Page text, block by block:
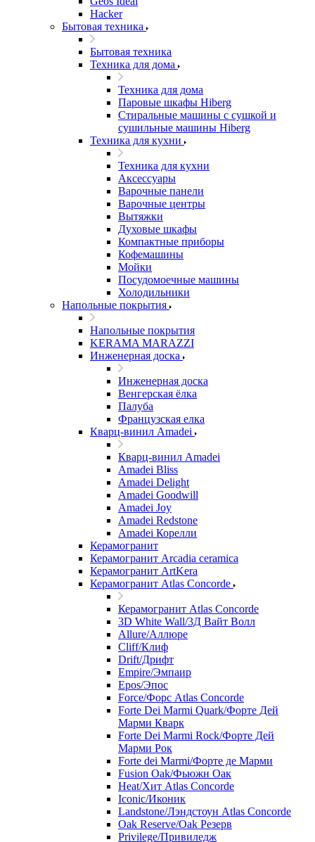
Hacker
Бытовая техника
Бытовая техника
Техника для дома
Техника для дома
Паровые шкафы Hiberg
Стиральные машины с сушкой и
сушильные машины Hiberg
Техника для кухни
Техника для кухни
Аксессуары
Варочные панели
Варочные центры
Вытяжки
Духовые шкафы
Компактные приборы
Кофемашины
Мойки
Посудомоечные машины
Холодильники
Напольные покрытия
Напольные покрытия
KERAMA MARAZZI
Инженерная доска
Инженерная доска
Венгерская ёлка
Палуба
Французская елка
Кварц-винил Amadei
Кварц-винил Amadei
Amadei Bliss
Amadei Delight
Amadei Goodwill
Amadei Joy
Amadei Redstone
Amadei Корелли
Керамогранит
Керамогранит Arcadia ceramica
Керамогранит ArtKera
Керамогранит Atlas Concorde
Керамогранит Atlas Concorde
3D White Wall/3Д Вайт Волл
Allure/Аллюрe
Cliff/Клиф
Drift/Дрифт
Empire/Эмпаир
Epos/Эпос
Force/Фoрс Atlas Concorde
Forte Dei Marmi Quark/Форте Дей
Марми Кварк
Forte Dei Marmi Rock/Форте Дей
Марми Рок
Forte dei Marmi/Форте де Марми
Fusion Oak/Фьюжн Оак
Heat/Xит Atlas Concorde
Iconic/Иконик
Landstone/Лэндстоун Atlas Concorde
Oak Reserve/Оak Резepв
Privilege/Привиледж